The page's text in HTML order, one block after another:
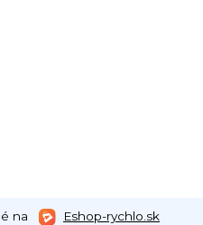
na Eshop-rychlo.sk